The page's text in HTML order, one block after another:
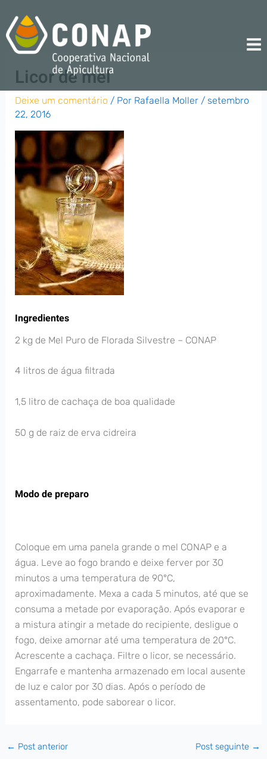
para
conteúdo
Licor de mel
Deixe um comentário / Por Rafaella Moller / setembro
22, 2016
Ingredientes
2 kg de Mel Puro de Florada Silvestre – CONAP
4 litros de água filtrada
1,5 litro de cachaça de boa qualidade
50 g de raiz de erva cidreira
Modo de preparo
Coloque em uma panela grande o mel CONAP e a
água. Leve ao fogo brando e deixe ferver por 30
minutos a uma temperatura de 90°C,
aproximadamente. Mexa a cada 5 minutos, até que se
consuma a metade por evaporação. Após evaporar e
a mistura atingir a metade do recipiente, desligue o
fogo, deixe amornar até uma temperatura de 20°C.
Acrescente a cachaça. Filtre o licor, se necessário.
Engarrafe e mantenha armazenado em local ausente
de luz e calor por 30 dias. Após o período de
assentamento, pode saborear o licor.
← Post anterior Post seguinte →